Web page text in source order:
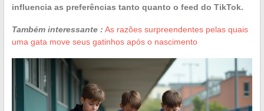
influencia as preferências tanto quanto o feed do TikTok.
Também interessante : As razões surpreendentes pelas quais
uma gata move seus gatinhos após o nascimento